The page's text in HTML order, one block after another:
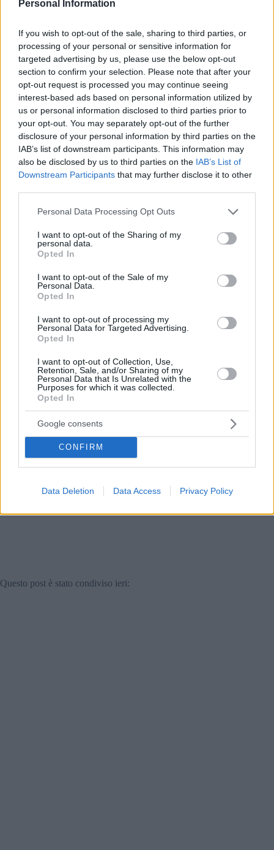
Personal Information
If you wish to opt-out of the sale, sharing to third parties, or
processing of your personal or sensitive information for
targeted advertising by us, please use the below opt-out
section to confirm your selection. Please note that after your
opt-out request is processed you may continue seeing
interest-based ads based on personal information utilized by
us or personal information disclosed to third parties prior to
your opt-out. You may separately opt-out of the further
disclosure of your personal information by third parties on the
IAB’s list of downstream participants. This information may
also be disclosed by us to third parties on the IAB’s List of
Downstream Participants that may further disclose it to other
Please note that this website/app uses one or more Google
not limited to your visit or usage behaviour. You may click to
grant or deny consent to Google and its third-party tags to
use your data for below specified purposes in below Google
consent section.
Personal Data Processing Opt Outs
I want to opt-out of the Sharing of my
personal data.
Opted In
I want to opt-out of the Sale of my
Personal Data.
Opted In
I want to opt-out of processing my
Personal Data for Targeted Advertising.
Opted In
I want to opt-out of Collection, Use,
Retention, Sale, and/or Sharing of my
Personal Data that Is Unrelated with the
Purposes for which it was collected.
Opted In
Google consents
CONFIRM
Data Deletion Data Access Privacy Policy
Questo post è stato condiviso ieri: